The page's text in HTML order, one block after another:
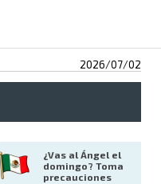
2026/07/02
¿Vas al Ángel el
domingo? Toma
precauciones